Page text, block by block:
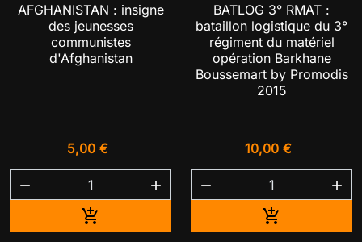
AFGHANISTAN : insigne
des jeunesses
communistes
d'Afghanistan
5,00 €
 

BATLOG 3° RMAT :
bataillon logistique du 3°
régiment du matériel
opération Barkhane
Boussemart by Promodis
2015
10,00 €
 
